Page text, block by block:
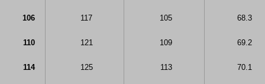
106 117 105 68.3
110 121 109 69.2
114 125 113 70.1